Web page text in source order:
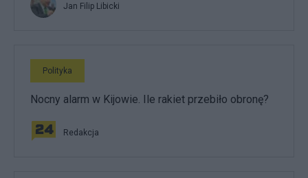
Jan Filip Libicki
Polityka
Nocny alarm w Kijowie. Ile rakiet przebiło obronę?
Redakcja